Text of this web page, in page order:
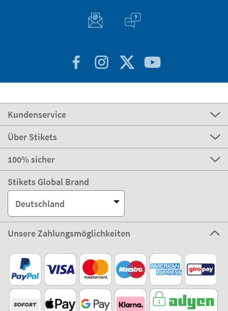
Kundenservice
Über Stikets
100% sicher
Stikets Global Brand
Deutschland
Unsere Zahlungsmöglichkeiten